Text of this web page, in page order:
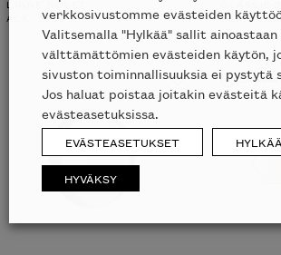
LIGNE ROSET
ALK. 573€ ALK.1055
verkkosivustomme evästeiden
Valitsemalla "Hylkää" sallit ainoastaan
välttämättömien evästeiden käytön,
sivuston toiminnallisuuksia ei pystytä
Jos haluat poistaa joitakin evästeitä
evästeasetuksissa.
EVÄSTEASETUKSET HYLKÄÄ
HYVÄKSY